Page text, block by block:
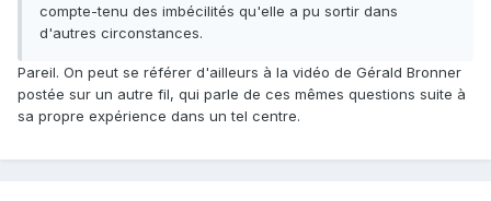
compte-tenu des imbécilités qu'elle a pu sortir dans
d'autres circonstances.
Pareil. On peut se référer d'ailleurs à la vidéo de Gérald Bronner
postée sur un autre fil, qui parle de ces mêmes questions suite à
sa propre expérience dans un tel centre.